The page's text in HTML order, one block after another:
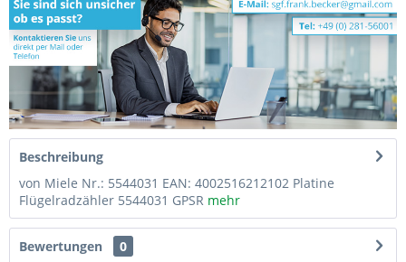
Beschreibung
von Miele Nr.: 5544031 EAN: 4002516212102 Platine
Flügelradzähler 5544031 GPSR mehr
Bewertungen
0